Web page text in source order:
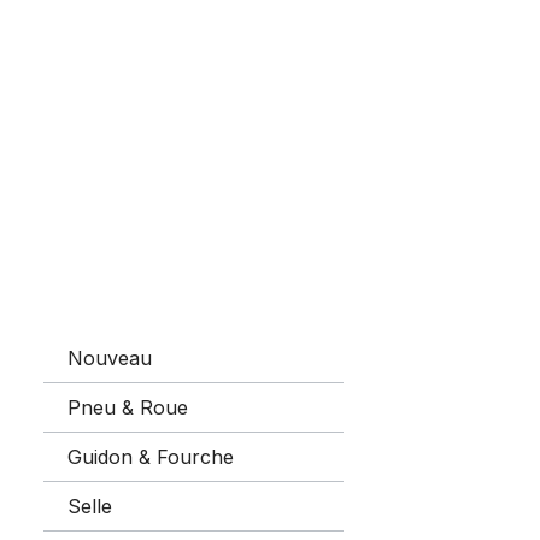
Nouveau
Pneu & Roue
Guidon & Fourche
Selle